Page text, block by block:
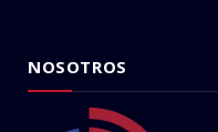
NOSOTROS